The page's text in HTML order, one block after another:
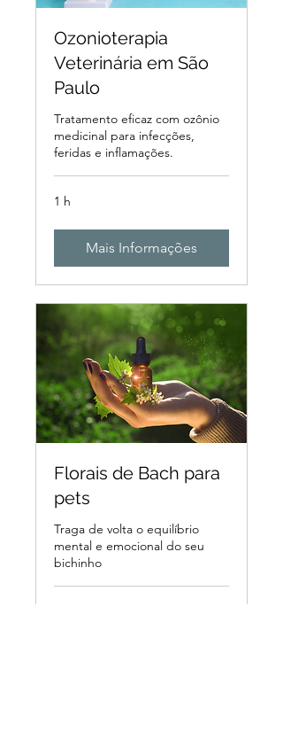
Ozonioterapia
Veterinária em São
Paulo
Tratamento eficaz com ozônio
medicinal para infecções,
feridas e inflamações.
1 h
Mais Informações
Florais de Bach para
pets
Traga de volta o equilíbrio
mental e emocional do seu
bichinho